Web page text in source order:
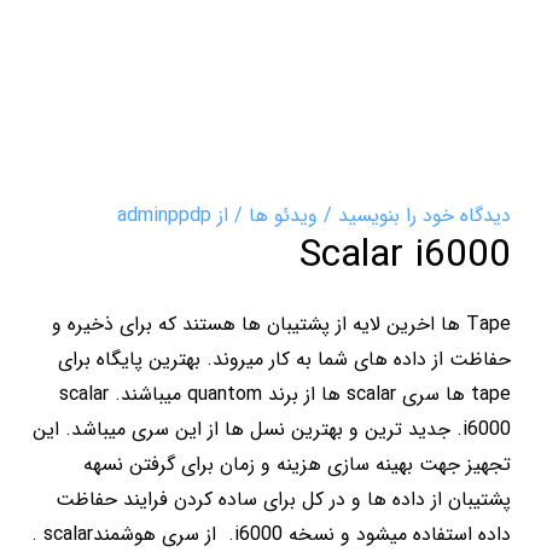
دیدگاه‌ خود را بنویسید / ویدئو ها / از adminppdp
Scalar i6000
Tape ها اخرین لایه از پشتیبان ها هستند که برای ذخیره و
حفاظت از داده های شما به کار میروند. بهترین پایگاه برای
tape ها سری scalar ها از برند quantom میباشند. scalar
i6000. جدید ترین و بهترین نسل ها از این سری میباشد. این
تجهیز جهت بهینه سازی هزینه و زمان برای گرفتن نسهه
پشتیبان از داده ها و در کل برای ساده کردن فرایند حفاظت
داده استفاده میشود و نسخه i6000. از سری هوشمندscalar .